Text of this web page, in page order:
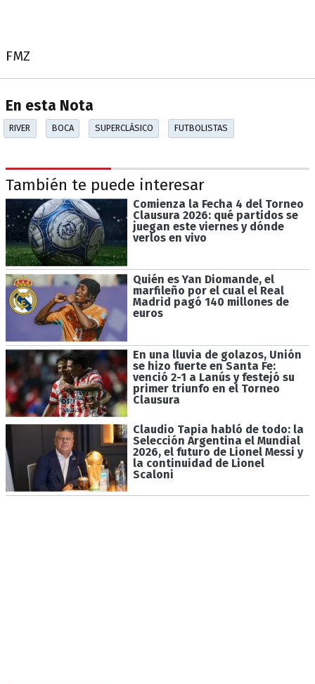
FMZ
En esta Nota
RIVER BOCA SUPERCLÁSICO FUTBOLISTAS
También te puede interesar
Comienza la Fecha 4 del Torneo
Clausura 2026: qué partidos se
juegan este viernes y dónde
verlos en vivo
Quién es Yan Diomande, el
marfileño por el cual el Real
Madrid pagó 140 millones de
euros
En una lluvia de golazos, Unión
se hizo fuerte en Santa Fe:
venció 2-1 a Lanús y festejó su
primer triunfo en el Torneo
Clausura
Claudio Tapia habló de todo: la
Selección Argentina el Mundial
2026, el futuro de Lionel Messi y
la continuidad de Lionel
Scaloni